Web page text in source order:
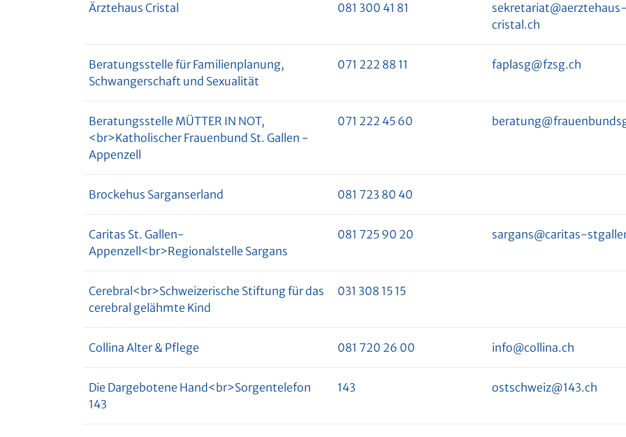
Ärztehaus Cristal 081 300 41 81
sekretariat@aerztehaus-
cristal.ch
Beratungsstelle für Familienplanung,
Schwangerschaft und Sexualität
071 222 88 11 faplasg@fzsg.ch
Beratungsstelle MÜTTER IN NOT,
<br>Katholischer Frauenbund St. Gallen -
Appenzell
071 222 45 60
Brockehus Sarganserland 081 723 80 40
Caritas St. Gallen-
Appenzell<br>Regionalstelle Sargans
081 725 90 20 sargans@caritas-
Cerebral<br>Schweizerische Stiftung für das
cerebral gelähmte Kind
031 308 15 15
Collina Alter & Pflege 081 720 26 00 info@collina.ch
Die Dargebotene Hand<br>Sorgentelefon
143
143 ostschweiz@143.ch